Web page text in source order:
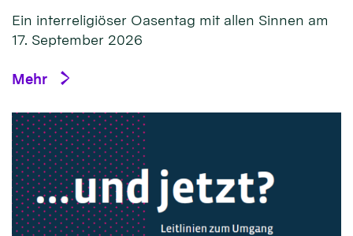
Ein interreligiöser Oasentag mit allen Sinnen am
17. September 2026
Mehr